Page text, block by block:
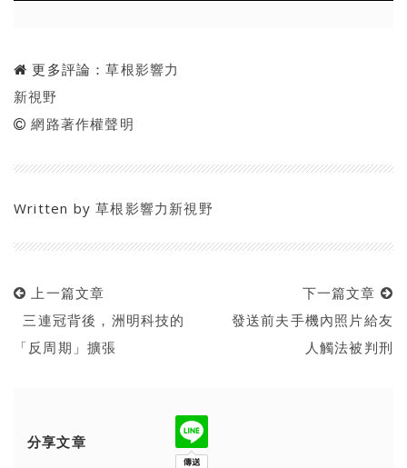
更多評論：草根影響力
新視野
網路著作權聲明
Written by草根影響力新視野
上一篇文章
三連冠背後，洲明科技的
「反周期」擴張
下一篇文章
發送前夫手機內照片給友
人觸法被判刑
分享文章